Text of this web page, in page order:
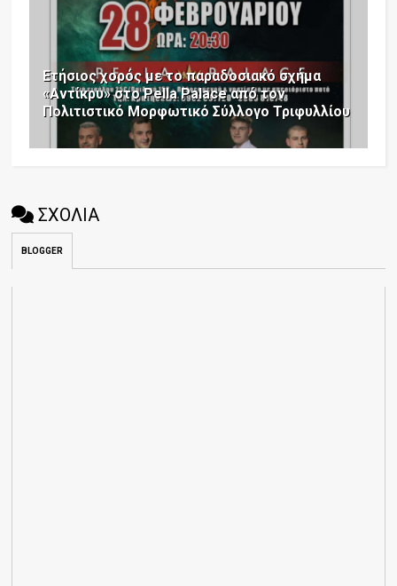
Ετήσιος χορός με το παραδοσιακό σχήμα
«Αντίκρυ» στο Pella Palace από τον
Πολιτιστικό Μορφωτικό Σύλλογο Τριφυλλίου
ΣΧΟΛΙΑ
BLOGGER